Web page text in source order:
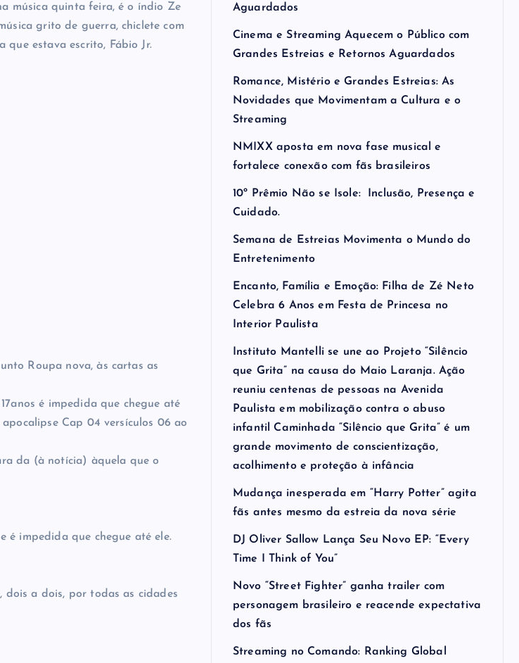
música quinta feira, é o índio Ze
grito de guerra, chiclete com
que estava escrito, Fábio Jr.
Roupa nova, às cartas as
é impedida que chegue até
Cap 04 versículos 06 ao
da (à notícia) àquela que o
é impedida que chegue até ele.
dois a dois, por todas as cidades
Aguardados
Cinema e Streaming Aquecem o Público com
Grandes Estreias e Retornos Aguardados
Romance, Mistério e Grandes Estreias: As
Novidades que Movimentam a Cultura e o
Streaming
NMIXX aposta em nova fase musical e
fortalece conexão com fãs brasileiros
10º Prêmio Não se Isole: Inclusão, Presença e
Cuidado.
Semana de Estreias Movimenta o Mundo do
Entretenimento
Encanto, Família e Emoção: Filha de Zé Neto
Celebra 6 Anos em Festa de Princesa no
Interior Paulista
Instituto Mantelli se une ao Projeto “Silêncio
que Grita” na causa do Maio Laranja. Ação
reuniu centenas de pessoas na Avenida
Paulista em mobilização contra o abuso
infantil Caminhada “Silêncio que Grita” é um
grande movimento de conscientização,
acolhimento e proteção à infância
Mudança inesperada em “Harry Potter” agita
fãs antes mesmo da estreia da nova série
DJ Oliver Sallow Lança Seu Novo EP: “Every
Time I Think of You”
Novo “Street Fighter” ganha trailer com
personagem brasileiro e reacende expectativa
dos fãs
Streaming no Comando: Ranking Global